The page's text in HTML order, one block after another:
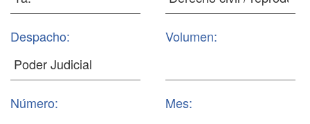
Despacho: Volumen:
Número: Mes: